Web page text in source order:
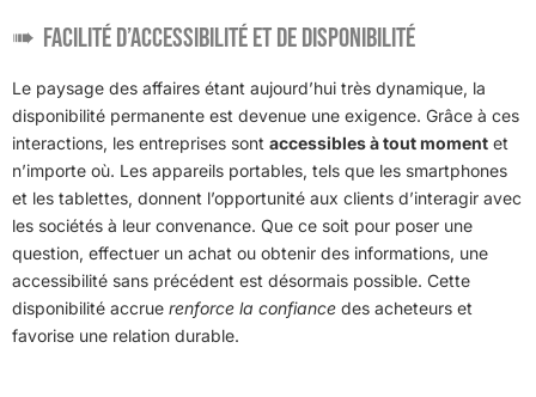
Facilité d’accessibilité et de disponibilité
Le paysage des affaires étant aujourd’hui très dynamique, la
disponibilité permanente est devenue une exigence. Grâce à ces
interactions, les entreprises sont accessibles à tout moment et
n’importe où. Les appareils portables, tels que les smartphones
et les tablettes, donnent l’opportunité aux clients d’interagir avec
les sociétés à leur convenance. Que ce soit pour poser une
question, effectuer un achat ou obtenir des informations, une
accessibilité sans précédent est désormais possible. Cette
disponibilité accrue renforce la confiance des acheteurs et
favorise une relation durable.